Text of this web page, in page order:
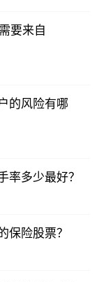
要来自
的风险有哪
率多少最好？
保险股票？